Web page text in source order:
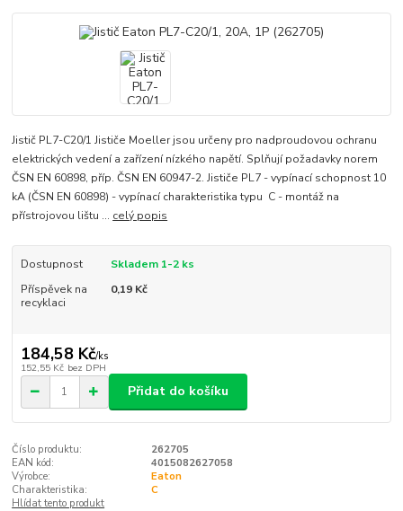
Jistič PL7-C20/1 Jističe Moeller jsou určeny pro nadproudovou ochranu
elektrických vedení a zařízení nízkého napětí. Splňují požadavky norem
ČSN EN 60898, příp. ČSN EN 60947-2. Jističe PL7 - vypínací schopnost 10
kA (ČSN EN 60898) - vypínací charakteristika typu C - montáž na
přístrojovou lištu ... celý popis
Dostupnost
Skladem 1-2 ks
Příspěvek na
recyklaci
0,19 Kč
184,58 Kč/ks
152,55 Kč bez DPH
Přidat do košíku
Číslo produktu:
262705
EAN kód:
4015082627058
Výrobce:
Eaton
Charakteristika:
C
Hlídat tento produkt